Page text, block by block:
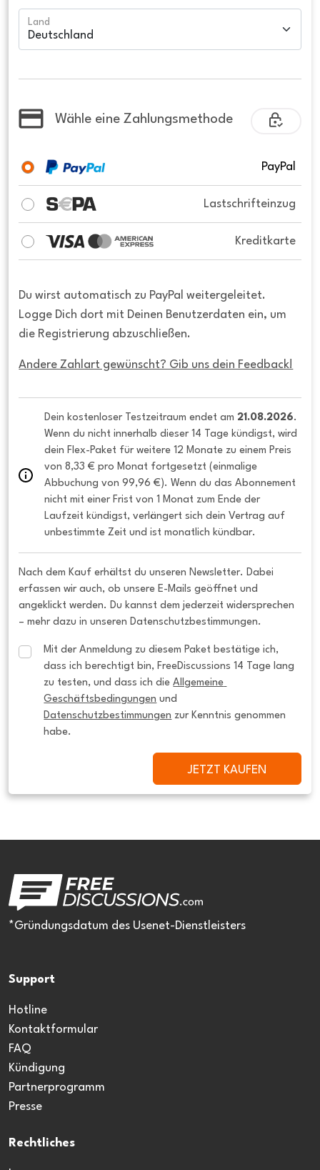
Land
Wähle eine Zahlungsmethode
PayPal
Lastschrifteinzug
Kreditkarte
Du wirst automatisch zu PayPal weitergeleitet.
Logge Dich dort mit Deinen Benutzerdaten ein, um
die Registrierung abzuschließen.
Andere Zahlart gewünscht? Gib uns dein Feedback!
Dein kostenloser Testzeitraum endet am 21.08.2026.
Wenn du nicht innerhalb dieser 14 Tage kündigst, wird
dein Flex-Paket für weitere 12 Monate zu einem Preis
von 8,33 € pro Monat fortgesetzt (einmalige
Abbuchung von 99,96 €). Wenn du das Abonnement
nicht mit einer Frist von 1 Monat zum Ende der
Laufzeit kündigst, verlängert sich dein Vertrag auf
unbestimmte Zeit und ist monatlich kündbar.
Nach dem Kauf erhältst du unseren Newsletter. Dabei
erfassen wir auch, ob unsere E-Mails geöffnet und
angeklickt werden. Du kannst dem jederzeit widersprechen
– mehr dazu in unseren Datenschutzbestimmungen.
Mit der Anmeldung zu diesem Paket bestätige ich,
dass ich berechtigt bin, FreeDiscussions 14 Tage lang
zu testen, und dass ich die Allgemeine
Geschäftsbedingungen
Datenschutzbestimmungen zur Kenntnis genommen
habe.
JETZT KAUFEN
*Gründungsdatum des Usenet-Dienstleisters
Support
Hotline
Kontaktformular
FAQ
Kündigung
Partnerprogramm
Presse
Rechtliches